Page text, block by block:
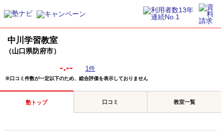
中川学習教室
（山口県防府市）
-.-- 1件
※口コミ件数が一定以下のため、総合評価を表示しておりません
塾トップ 口コミ 教室一覧